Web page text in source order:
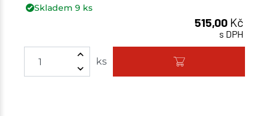
Skladem 9 ks
515,00 Kč
s DPH
ks Množství